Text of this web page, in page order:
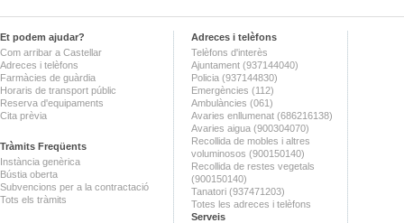
Et podem ajudar?
Com arribar a Castellar
Adreces i telèfons
Farmàcies de guàrdia
Horaris de transport públic
Reserva d'equipaments
Cita prèvia
Tràmits Freqüents
Instància genèrica
Bústia oberta
Subvencions per a la contractació
Tots els tràmits
Adreces i telèfons
Telèfons d'interès
Ajuntament (937144040)
Policia (937144830)
Emergències (112)
Ambulàncies (061)
Avaries enllumenat (686216138)
Avaries aigua (900304070)
Recollida de mobles i altres
voluminosos (900150140)
Recollida de restes vegetals
(900150140)
Tanatori (937471203)
Totes les adreces i telèfons
Serveis